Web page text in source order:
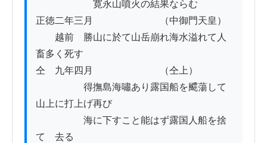
寛永山噴火の結果ならむ
正徳二年三月　　　　　　　（中御門天皇）
越前　勝山に於て山岳崩れ海水溢れて人
畜多く死す
仝　九年四月　　　　　　　（仝上）
得撫島海嘯あり露国船を飃蕩して
山上に打上げ再び
海に下すこと能はず露国人船を捨
てゝ去る